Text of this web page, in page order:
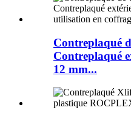
Contreplaqué
Contreplaqué
12 mm...